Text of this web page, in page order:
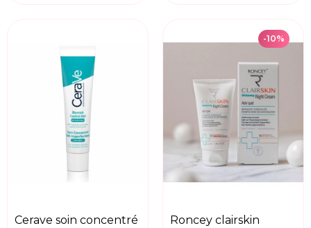
cerave soin concentré
-10%
roncey clairskin